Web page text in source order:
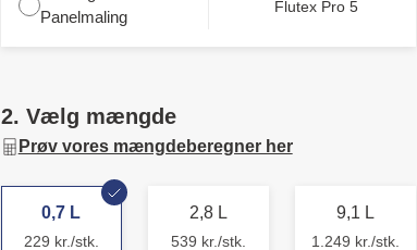
Panelmaling
Flutex Pro 5
2. Vælg mængde
Prøv vores mængdeberegner her
0,7 L
229 kr./stk.
2,8 L
539 kr./stk.
9,1 L
1.249 kr./stk.